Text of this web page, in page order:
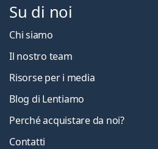
Su di noi
Chi siamo
Il nostro team
Risorse per i media
Blog di Lentiamo
Perché acquistare da noi?
Contatti